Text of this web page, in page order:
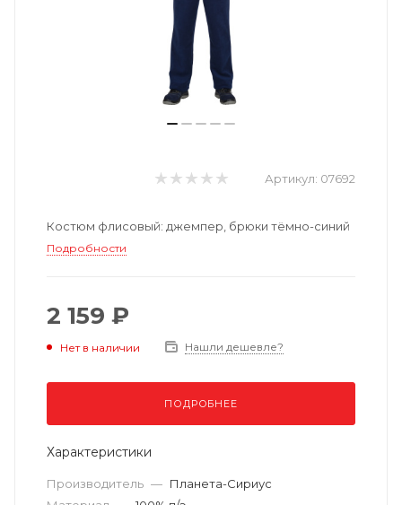
Артикул: 07692
Костюм флисовый: джемпер, брюки тёмно-синий
Подробности
2 159 ₽
Нет в наличии Нашли дешевле?
ПОДРОБНЕЕ
Характеристики
Производитель — Планета-Сириус